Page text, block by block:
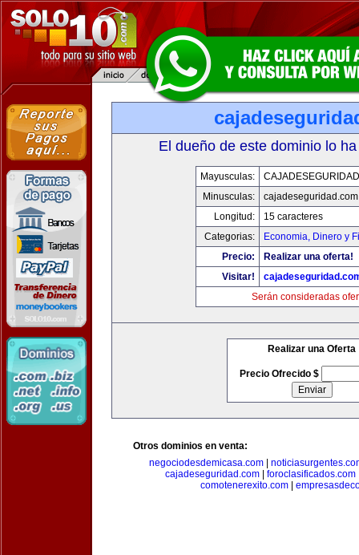
El dueño de este dominio lo
Mayusculas:
Minusculas:
cajadeseguridad.com
Longitud:
15 caracteres
Categorias:
Economia, Dinero y
Precio:
Realizar una oferta!
Visitar!
Serán consideradas
Realizar una Oferta
Precio Ofrecido $
Otros dominios en venta:
negociodesdemicasa.com
cajadeseguridad.com
foroclasificados.com
comotenerexito.com|